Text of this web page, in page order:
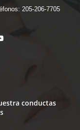
205-206-7705
conductas